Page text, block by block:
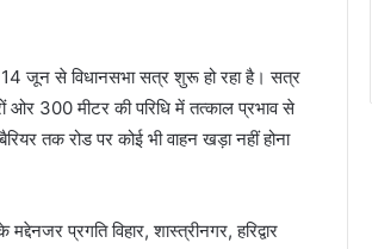
जून से विधानसभा सत्र शुरू हो रहा है। सत्र
ओर 300 मीटर की परिधि में तत्काल प्रभाव से
तक रोड पर कोई भी वाहन खड़ा नहीं होना
प्रगति विहार, शास्त्रीनगर, हरिद्वार